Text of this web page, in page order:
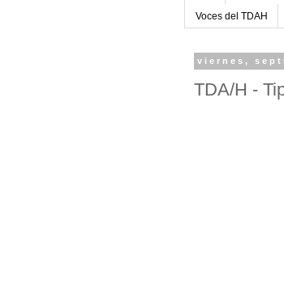
Voces del TDAH
viernes,
TDA/H -